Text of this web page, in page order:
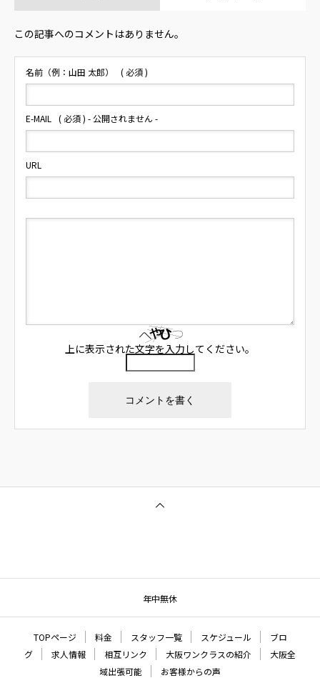
この記事へのコメントはありません。
名前（例：山田 太郎） ( 必須 )
E-MAIL ( 必須 ) - 公開されません -
URL
上に表示された文字を入力してください。
年中無休
TOPページ 料金 スタッフ一覧 スケジュール
ブロ
グ
求人情報 相互リンク 大阪ワンクラスの紹介
大阪全
域出張可能
お客様からの声